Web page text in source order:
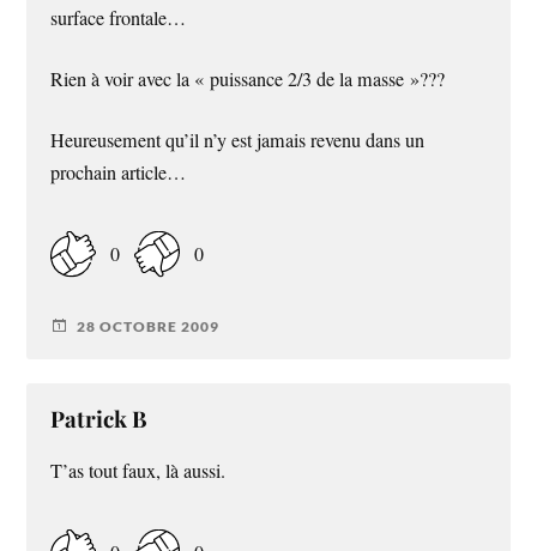
surface frontale…
Rien à voir avec la « puissance 2/3 de la masse »???
Heureusement qu’il n’y est jamais revenu dans un
prochain article…
0 0
28 OCTOBRE 2009
Patrick B
T’as tout faux, là aussi.